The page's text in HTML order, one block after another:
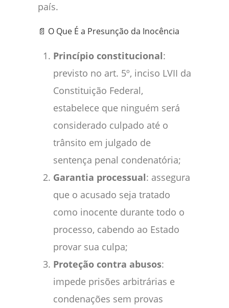
país.
📄 O Que É a Presunção da Inocência
Princípio constitucional:
previsto no art. 5º, inciso LVII da
Constituição Federal,
estabelece que ninguém será
considerado culpado até o
trânsito em julgado de
sentença penal condenatória;
Garantia processual: assegura
que o acusado seja tratado
como inocente durante todo o
processo, cabendo ao Estado
provar sua culpa;
Proteção contra abusos:
impede prisões arbitrárias e
condenações sem provas